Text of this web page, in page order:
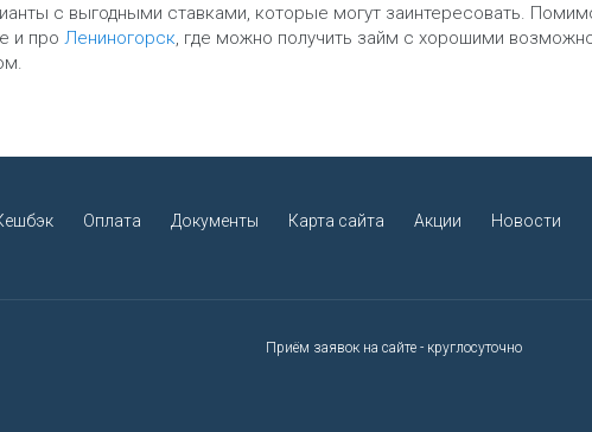
с выгодными ставками, которые могут заинтересовать.
и про Лениногорск, где можно получить займ с хорошими
Оплата Документы Карта сайта Акции
Новости
Приём заявок на сайте - круглосуточно